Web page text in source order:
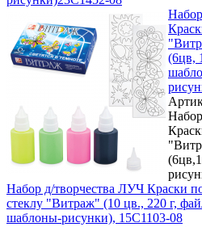
(6цв,
Набор д/творчества ЛУЧ Краски
стеклу "Витраж" (10 цв., 220 г,
шаблоны-рисунки), 15С1103-08